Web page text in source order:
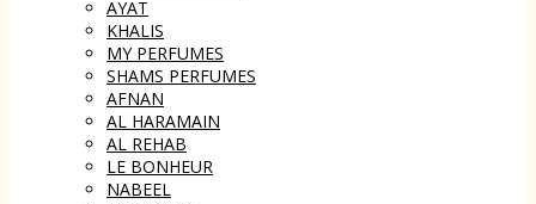
AYAT
KHALIS
MY PERFUMES
SHAMS PERFUMES
AFNAN
AL HARAMAIN
AL REHAB
LE BONHEUR
NABEEL